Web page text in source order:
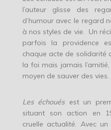
l’auteur glisse des
d’humour avec le regard
à nos styles de vie. Un
parfois la providence
chaque acte de solidarité
la foi mais jamais
moyen de sauver des vies.
Les échouésest un
situant son action en
cruelle actualité. Avec